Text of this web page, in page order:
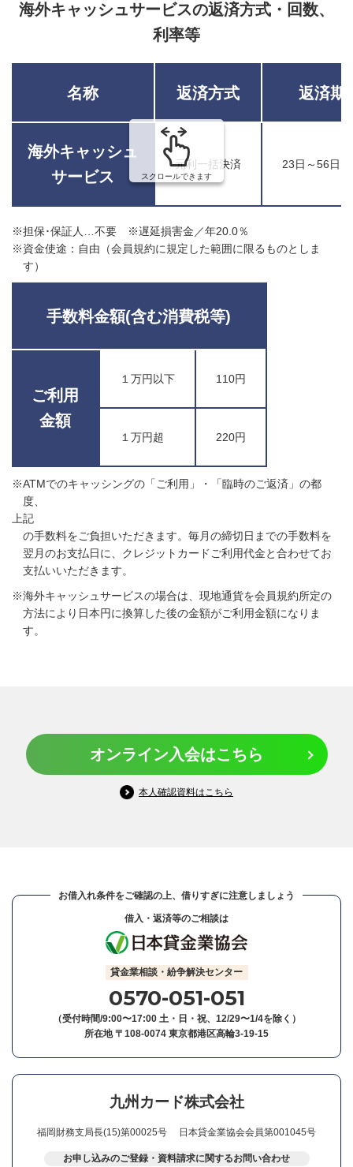
海外キャッシュサービスの返済方式・回数、
利率等
名称 返済方式 返済期
海外キャッシュ
サービス
元利一括決済 23日～56日
スクロールできます
※担保･保証人…不要 ※遅延損害金／年20.0％
※資金使途：自由（会員規約に規定した範囲に限るものとしま
す）
手数料金額(含む消費税等)
ご利用
金額
１万円以下 110円
１万円超 220円
※ATMでのキャッシングの「ご利用」・「臨時のご返済」の都
度、
上記
の手数料をご負担いただきます。毎月の締切日までの手数料を
翌月のお支払日に、クレジットカードご利用代金と合わせてお
支払いいただきます。
※海外キャッシュサービスの場合は、現地通貨を会員規約所定の
方法により日本円に換算した後の金額がご利用金額になりま
す。
オンライン入会はこちら
本人確認資料はこちら
お借入れ条件をご確認の上、借りすぎに注意しましょう
借入・返済等のご相談は
貸金業相談・紛争解決センター
0570-051-051
（受付時間/9:00〜17:00 土・日・祝、12/29〜1/4を除く）
所在地 〒108-0074 東京都港区高輪3-19-15
九州カード株式会社
福岡財務支局長(15)第00025号 日本貸金業協会会員第001045号
お申し込みのご登録・資料請求に関するお問い合わせ